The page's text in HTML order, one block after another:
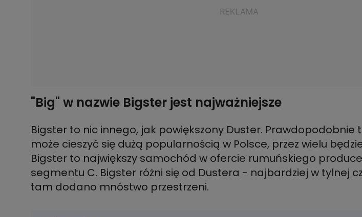
"Big" w nazwie Bigster jest najważniejsze
Bigster to nic innego, jak powiększony Duster. Prawdopodobnie
może cieszyć się dużą popularnością w Polsce, przez wielu
Bigster to największy samochód w ofercie rumuńskiego
segmentu C. Bigster różni się od Dustera - najbardziej w tylnej